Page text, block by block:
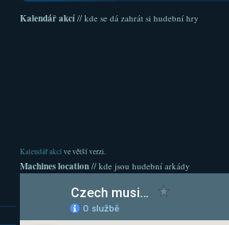
Kalendář akcí// kde se dá zahrát si hudební hry
Kalendář akcíve větší verzi.
Machines location// kde jsou hudební arkády